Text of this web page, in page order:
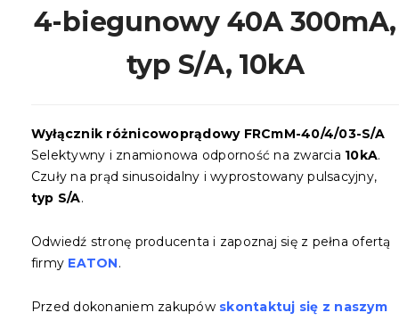
4-biegunowy 40A 300mA,
typ S/A, 10kA
Wyłącznik różnicowoprądowy FRCmM-40/4/03-S/A
Selektywny i znamionowa odporność na zwarcia 10kA.
Czuły na prąd sinusoidalny i wyprostowany pulsacyjny,
typ S/A.
Odwiedź stronę producenta i zapoznaj się z pełna ofertą
firmy EATON.
Przed dokonaniem zakupów skontaktuj się z naszym